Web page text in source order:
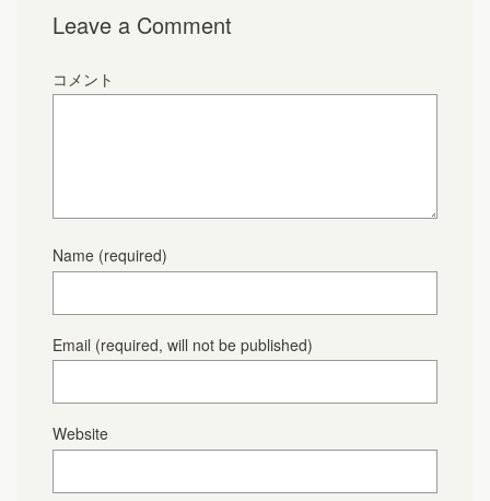
Leave a Comment
コメント
Name (required)
Email (required, will not be published)
Website